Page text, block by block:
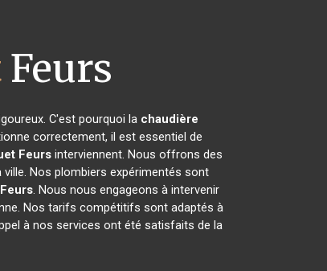
Feurs
C'est pourquoi la chaudière
correctement, il est essentiel de
Feurs interviennent. Nous offrons des
Nos plombiers expérimentés sont
Feurs. Nous nous engageons à intervenir
Nos tarifs compétitifs sont adaptés à
à nos services ont été satisfaits de la